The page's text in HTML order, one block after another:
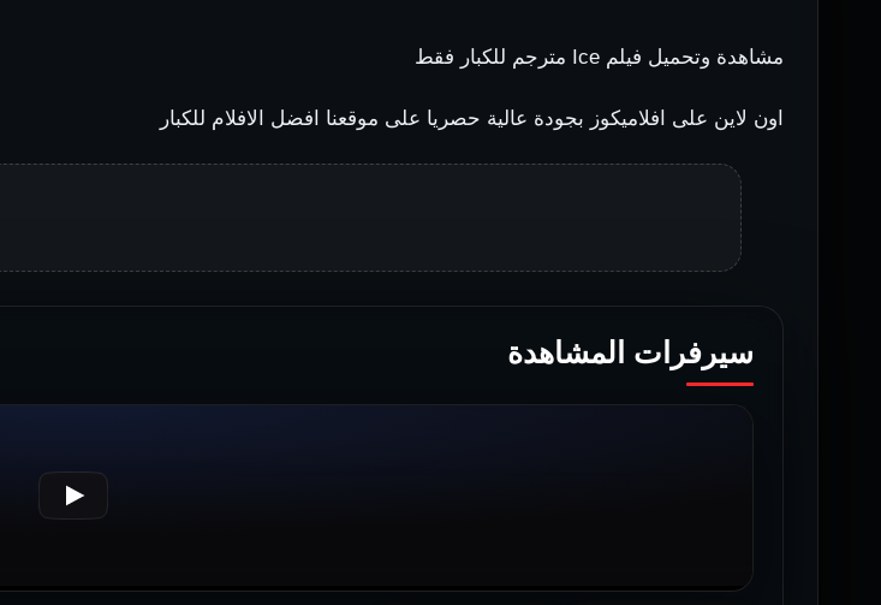
مشاهدة وتحميل فيلم Ice مترجم للكبار فقط
اون لاين على افلاميكوز بجودة عالية حصريا على موقعنا افضل الافلام للكبار
سيرفرات المشاهدة